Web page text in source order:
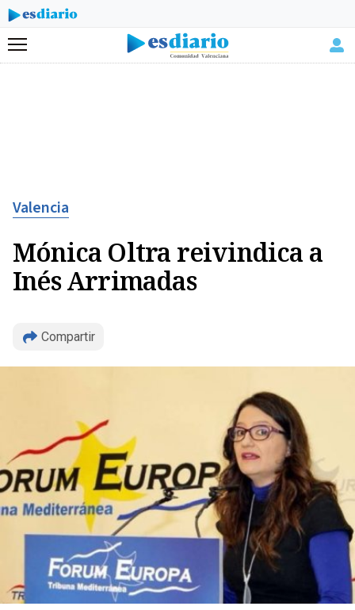
Menú
Valencia
Mónica Oltra reivindica a
Inés Arrimadas
Compartir
Copiar